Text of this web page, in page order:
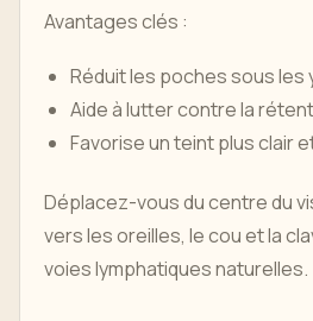
Avantages clés :
Réduit les poches sous les
Aide à lutter contre la
Favorise un teint plus clair
Déplacez-vous du centre du
vers les oreilles, le cou et la
voies lymphatiques naturelles.